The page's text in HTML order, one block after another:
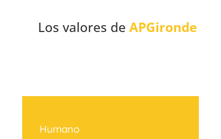
Los valores de APGironde
Humano